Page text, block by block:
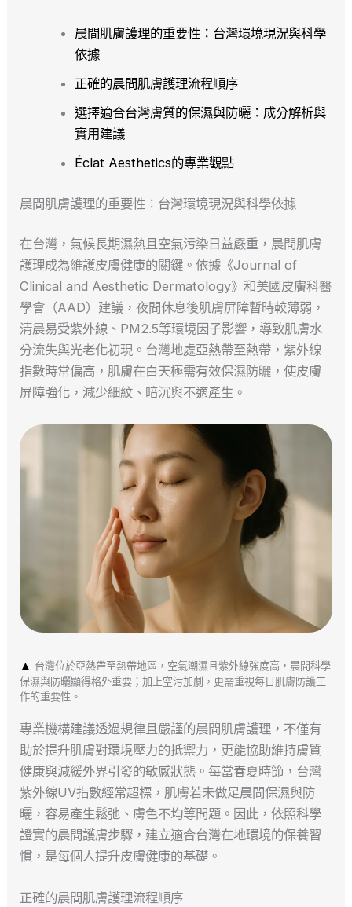
晨間肌膚護理的重要性：台灣環境現況與科學
依據
正確的晨間肌膚護理流程順序
選擇適合台灣膚質的保濕與防曬：成分解析與
實用建議
Éclat Aesthetics的專業觀點
晨間肌膚護理的重要性：台灣環境現況與科學依據
在台灣，氣候長期濕熱且空氣污染日益嚴重，晨間肌膚
護理成為維護皮膚健康的關鍵。依據《Journal of
Clinical and Aesthetic Dermatology》和美國皮膚科醫
學會（AAD）建議，夜間休息後肌膚屏障暫時較薄弱，
清晨易受紫外線、PM2.5等環境因子影響，導致肌膚水
分流失與光老化初現。台灣地處亞熱帶至熱帶，紫外線
指數時常偏高，肌膚在白天極需有效保濕防曬，使皮膚
屏障強化，減少細紋、暗沉與不適產生。
▲ 台灣位於亞熱帶至熱帶地區，空氣潮濕且紫外線強度高，晨間科學
保濕與防曬顯得格外重要；加上空污加劇，更需重視每日肌膚防護工
作的重要性。
專業機構建議透過規律且嚴謹的晨間肌膚護理，不僅有
助於提升肌膚對環境壓力的抵禦力，更能協助維持膚質
健康與減緩外界引發的敏感狀態。每當春夏時節，台灣
紫外線UV指數經常超標，肌膚若未做足晨間保濕與防
曬，容易產生鬆弛、膚色不均等問題。因此，依照科學
證實的晨間護膚步驟，建立適合台灣在地環境的保養習
慣，是每個人提升皮膚健康的基礎。
正確的晨間肌膚護理流程順序